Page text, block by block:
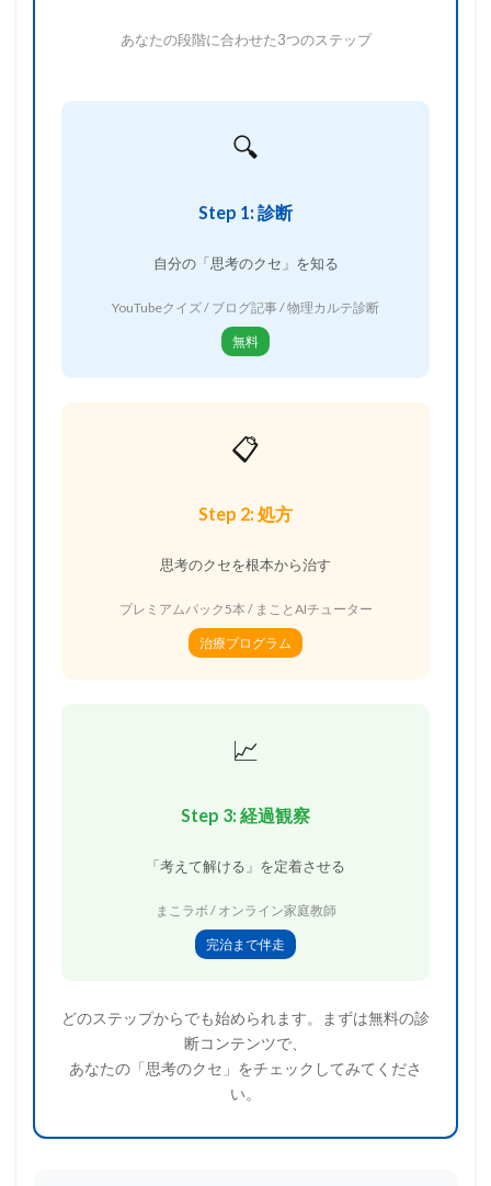
あなたの段階に合わせた3つのステップ
🔍
Step 1: 診断
自分の「思考のクセ」を知る
YouTubeクイズ / ブログ記事 / 物理カルテ診断
無料
📋
Step 2: 処方
思考のクセを根本から治す
プレミアムパック5本 / まことAIチューター
治療プログラム
📈
Step 3: 経過観察
「考えて解ける」を定着させる
まこラボ / オンライン家庭教師
完治まで伴走
どのステップからでも始められます。まずは無料の診
断コンテンツで、
あなたの「思考のクセ」をチェックしてみてくださ
い。